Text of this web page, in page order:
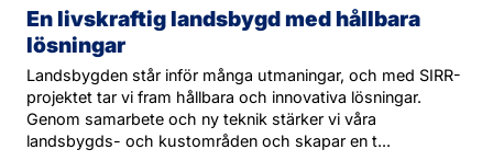
En livskraftig landsbygd med hållbara
lösningar
Landsbygden står inför många utmaningar, och med SIRR-
projektet tar vi fram hållbara och innovativa lösningar.
Genom samarbete och ny teknik stärker vi våra
landsbygds- och kustområden och skapar en t...